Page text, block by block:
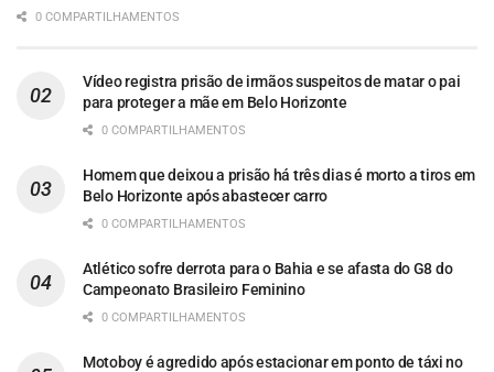
0 COMPARTILHAMENTOS
Vídeo registra prisão de irmãos suspeitos de matar o pai
para proteger a mãe em Belo Horizonte
0 COMPARTILHAMENTOS
Homem que deixou a prisão há três dias é morto a tiros em
Belo Horizonte após abastecer carro
0 COMPARTILHAMENTOS
Atlético sofre derrota para o Bahia e se afasta do G8 do
Campeonato Brasileiro Feminino
0 COMPARTILHAMENTOS
Motoboy é agredido após estacionar em ponto de táxi no